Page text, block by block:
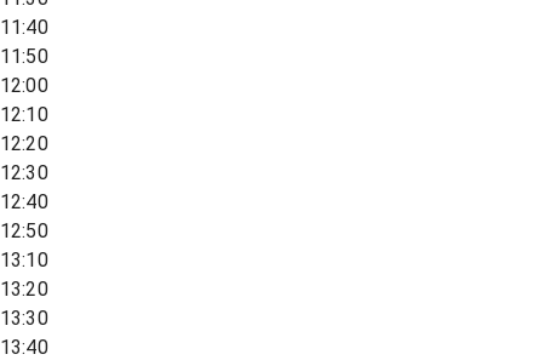
11:40
11:50
12:00
12:10
12:20
12:30
12:40
12:50
13:10
13:20
13:30
13:40